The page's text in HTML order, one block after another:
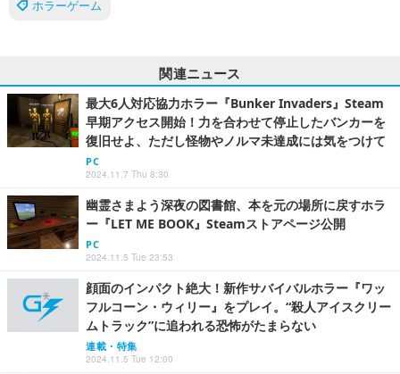
ホラーゲーム
関連ニュース
最大6人対応協力ホラー『Bunker Invaders』Steam
早期アクセス開始！力を合わせて停止したバンカーを
復旧せよ、ただし怪物やノルマ未達成には気をつけて
PC
2024.11.7 Thu 8:30
幽霊さまよう深夜の図書館、本を元の場所に戻すホラ
ー『LET ME BOOK』Steamストアページ公開
PC
2024.11.5 Tue 23:53
顔面のインパクト絶大！新作サバイバルホラー『ワッ
フルコーン・ウィリー』をプレイ。“殺人アイスクリー
ムトラック”に追われる恐怖がたまらない
連載・特集
2024.11.5 Tue 12:00